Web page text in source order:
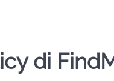
di